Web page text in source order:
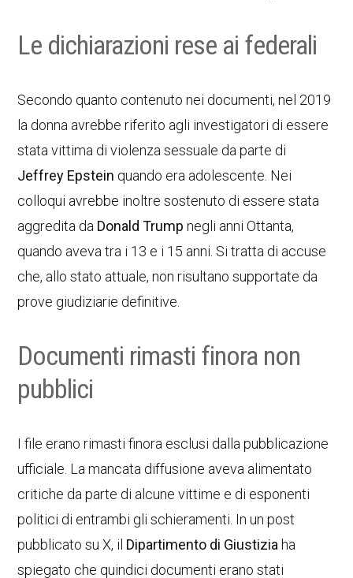
Le dichiarazioni rese ai federali
Secondo quanto contenuto nei documenti, nel 2019
la donna avrebbe riferito agli investigatori di essere
stata vittima di violenza sessuale da parte di
Jeffrey Epstein quando era adolescente. Nei
colloqui avrebbe inoltre sostenuto di essere stata
aggredita da Donald Trump negli anni Ottanta,
quando aveva tra i 13 e i 15 anni. Si tratta di accuse
che, allo stato attuale, non risultano supportate da
prove giudiziarie definitive.
Documenti rimasti finora non
pubblici
I file erano rimasti finora esclusi dalla pubblicazione
ufficiale. La mancata diffusione aveva alimentato
critiche da parte di alcune vittime e di esponenti
politici di entrambi gli schieramenti. In un post
pubblicato su X, il Dipartimento di Giustizia ha
spiegato che quindici documenti erano stati